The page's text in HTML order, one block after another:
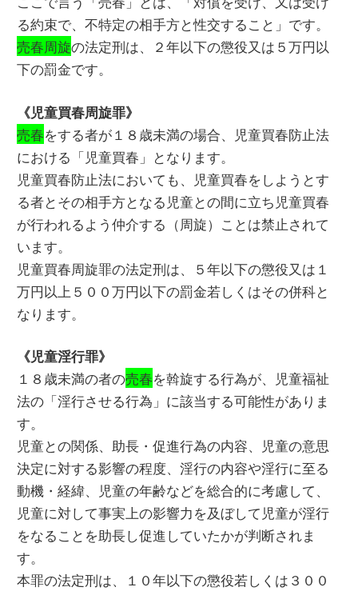
る約束で、不特定の相手方と性交すること」です。
売春周旋の法定刑は、２年以下の懲役又は５万円以
下の罰金です。
《児童買春周旋罪》
売春をする者が１８歳未満の場合、児童買春防止法
における「児童買春」となります。
児童買春防止法においても、児童買春をしようとす
る者とその相手方となる児童との間に立ち児童買春
が行われるよう仲介する（周旋）ことは禁止されて
います。
児童買春周旋罪の法定刑は、５年以下の懲役又は１
万円以上５００万円以下の罰金若しくはその併科と
なります。
《児童淫行罪》
１８歳未満の者の売春を斡旋する行為が、児童福祉
法の「淫行させる行為」に該当する可能性がありま
す。
児童との関係、助長・促進行為の内容、児童の意思
決定に対する影響の程度、淫行の内容や淫行に至る
動機・経緯、児童の年齢などを総合的に考慮して、
児童に対して事実上の影響力を及ぼして児童が淫行
をなることを助長し促進していたかが判断されま
す。
本罪の法定刑は、１０年以下の懲役若しくは３００